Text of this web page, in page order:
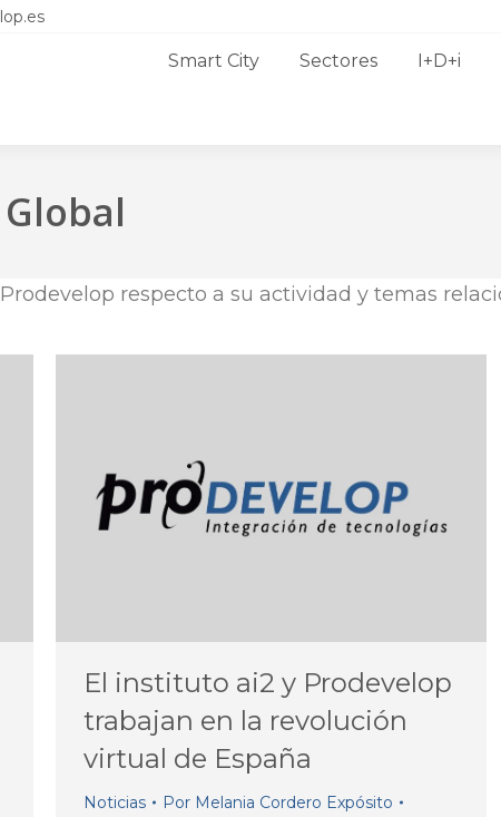
Smart City Sectores I+D+i
Global
respecto a su actividad y temas
El instituto ai2 y Prodevelop
trabajan en la revolución
virtual de España
Noticias Por Melania Cordero Expósito